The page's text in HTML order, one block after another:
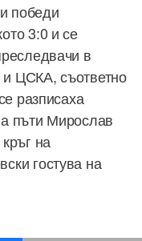
победи
3:0 и се
в
ЦСКА, съответно
разписаха
пъти Мирослав
на
гостува на